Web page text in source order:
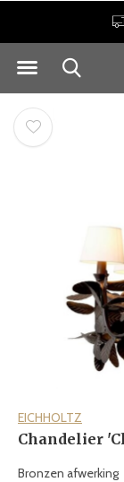
EICHHOLTZ
Chandelier
Bronzen afwerking